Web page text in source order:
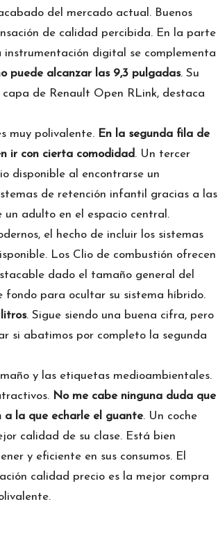
del mercado actual. Buenos
de calidad percibida. En la parte
digital se complementa
puede alcanzar las 9,3 pulgadas. Su
de Renault Open RLink, destaca
muy polivalente. En la segunda fila de
ir con cierta comodidad. Un tercer
disponible al encontrarse un
de retención infantil gracias a las
adulto en el espacio central.
el hecho de incluir los sistemas
Los Clio de combustión ofrecen
dado el tamaño general del
fondo para ocultar su sistema híbrido.
. Sigue siendo una buena cifra, pero
si abatimos por completo la segunda
y las etiquetas medioambientales.
No me cabe ninguna duda que
a la que echarle el guante. Un coche
calidad de su clase. Está bien
y eficiente en sus consumos. El
calidad precio es la mejor compra